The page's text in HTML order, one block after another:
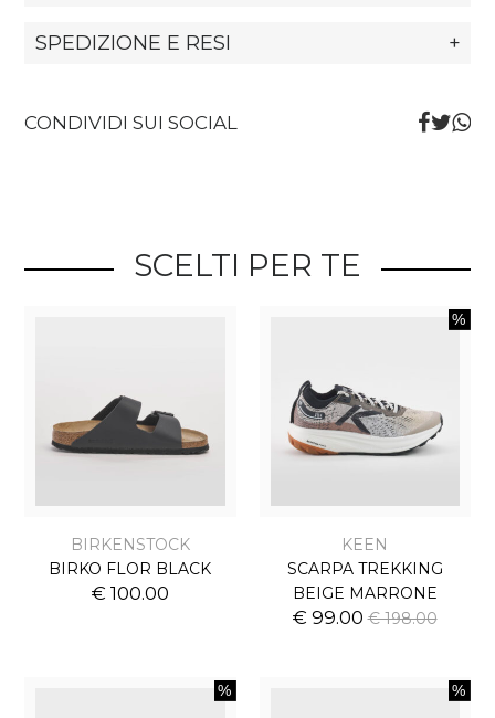
SPEDIZIONE E RESI +
CONDIVIDI SUI SOCIAL
SCELTI PER TE
BIRKENSTOCK
BIRKO FLOR BLACK
€ 100.00
KEEN
SCARPA TREKKING
BEIGE MARRONE
€ 99.00€ 198.00